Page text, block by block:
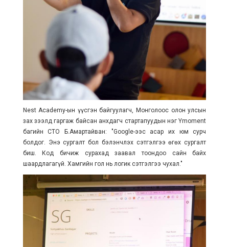
Nest Academy-ын үүсгэн байгуулагч, Монголоос олон улсын
зах зээлд гаргаж байсан анхдагч стартапуудын нэг Ymoment
багийн CTO Б.Амартайван: "Google-ээс асар их юм сурч
болдог. Энэ сургалт бол бэлэнчлэх сэтгэлгээ өгөх сургалт
биш. Код бичиж сурахад заавал тоондоо сайн байх
шаардлагагүй. Хамгийн гол нь логик сэтгэлгээ чухал."